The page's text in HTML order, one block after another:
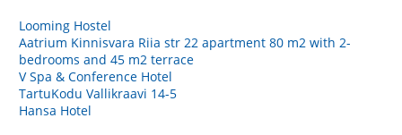
Looming Hostel
Aatrium Kinnisvara Riia str 22 apartment 80 m2 with 2-
bedrooms and 45 m2 terrace
V Spa & Conference Hotel
TartuKodu Vallikraavi 14-5
Hansa Hotel